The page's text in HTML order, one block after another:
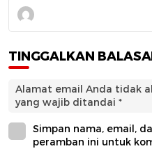
TINGGALKAN
Alamat email Anda tidak
yang wajib ditandai *
Simpan nama, email,
peramban ini untuk